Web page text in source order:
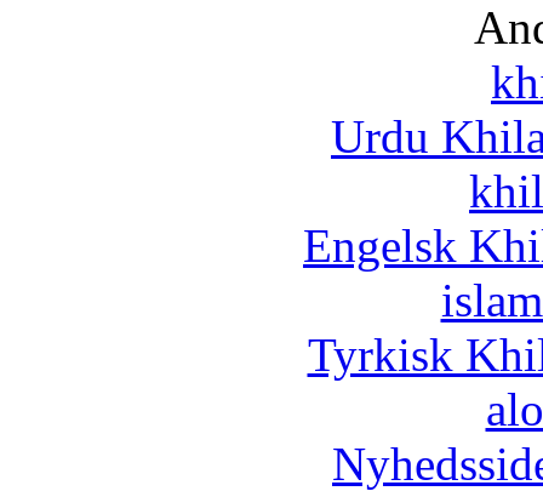
Urdu
Engelsk
Tyrkisk